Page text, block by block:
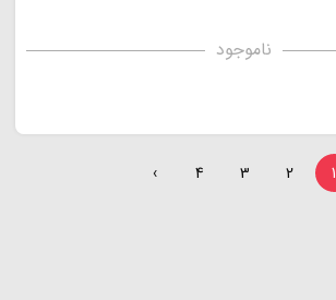
ناموجود
1
2
3
4
›